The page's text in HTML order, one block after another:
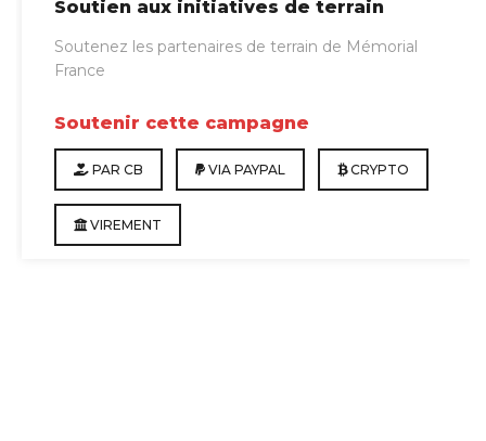
QRcode
(DOGE)
QRcode
Zcash
Soutien aux initiatives de terrain
Soutenez les partenaires de terrain de Mémorial
France
Soutenir cette campagne
PAR CB VIA PAYPAL CRYPTO
VIREMENT